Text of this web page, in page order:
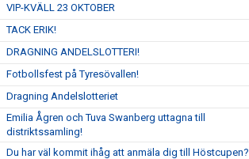
VIP-KVÄLL 23 OKTOBER
TACK ERIK!
DRAGNING ANDELSLOTTERI!
Fotbollsfest på Tyresövallen!
Dragning Andelslotteriet
Emilia Ågren och Tuva Swanberg uttagna till
distriktssamling!
Du har väl kommit ihåg att anmäla dig till Höstcupen?